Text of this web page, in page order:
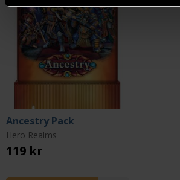
Ancestry Pack
Hero Realms
119 kr